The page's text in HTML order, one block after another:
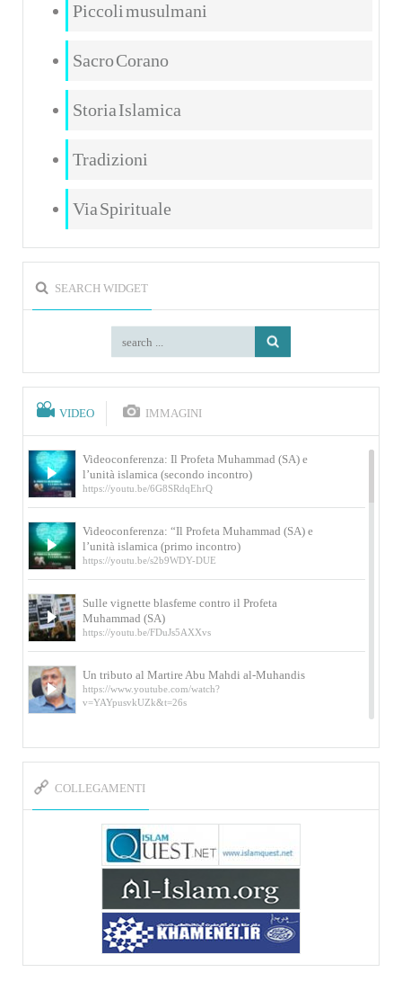
Piccoli musulmani
Sacro Corano
Storia Islamica
Tradizioni
Via Spirituale
SEARCH WIDGET
VIDEO IMMAGINI
Videoconferenza: Il Profeta Muhammad (SA) e
l’unità islamica (secondo incontro)
https://youtu.be/6G8SRdqEhrQ
Videoconferenza: “Il Profeta Muhammad (SA) e
l’unità islamica (primo incontro)
https://youtu.be/s2b9WDY-DUE
Sulle vignette blasfeme contro il Profeta
Muhammad (SA)
https://youtu.be/FDuJs5AXXvs
Un tributo al Martire Abu Mahdi al-Muhandis
https://www.youtube.com/watch?
v=YAYpusvkUZk&t=26s
L’Abluzione rituale (wudu) secondo l’Imam Alì
e l’Imam Khomeini
della figlia di un martire
https://www.youtube.com/watch?
v=-5nPSxbf9l0&t=103s
Sheykh Abbas Di Palma sui martiri Qassem
Soleimani e Abu Mahdi Al-Muhandis
https://youtu.be/Y6SIP2PIht4 Video del discorso tenuto
dallo Sheykh Abbas Di Palma in ...
COLLEGAMENTI